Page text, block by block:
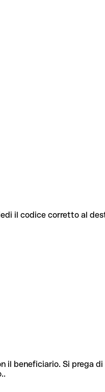
il codice corretto al
il beneficiario. Si prega di